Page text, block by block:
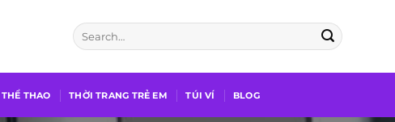
THAO THỜI TRANG TRẺ EM TÚI VÍ BLOG